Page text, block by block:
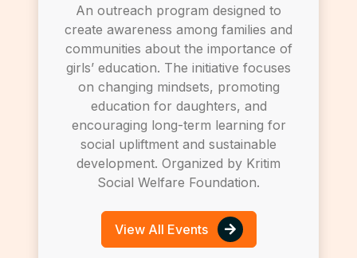
An outreach program designed to
create awareness among families and
communities about the importance of
girls’ education. The initiative focuses
on changing mindsets, promoting
education for daughters, and
encouraging long-term learning for
social upliftment and sustainable
development. Organized by Kritim
Social Welfare Foundation.
View All Events